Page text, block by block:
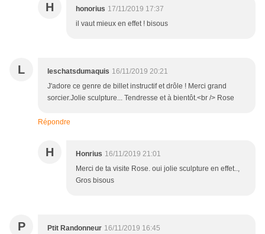
H honorius 17/11/2019 17:37
il vaut mieux en effet ! bisous
L leschatsdumaquis 16/11/2019 20:21
J'adore ce genre de billet instructif et drôle ! Merci grand
sorcier.Jolie sculpture... Tendresse et à bientôt.<br /> Rose
Répondre
H Honrius 16/11/2019 21:01
Merci de ta visite Rose. oui jolie sculpture en effet..,
Gros bisous
P Ptit Randonneur 16/11/2019 16:45